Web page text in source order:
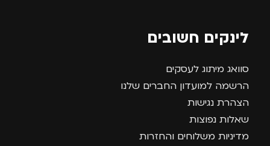
לינקים חשובים
סוואג מיתוג לעסקים
הרשמה למועדון החברים שלנו
הצהרת נגישות
שאלות נפוצות
מדיניות משלוחים והחזרות